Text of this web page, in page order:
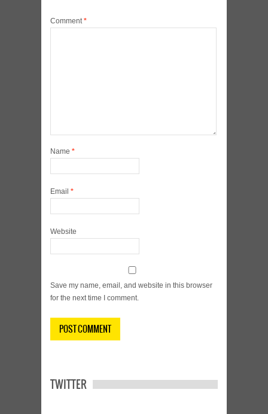
Comment*
Name *
Email *
Website
Save my name, email, and website in this browser
for the next time I comment.
TWITTER